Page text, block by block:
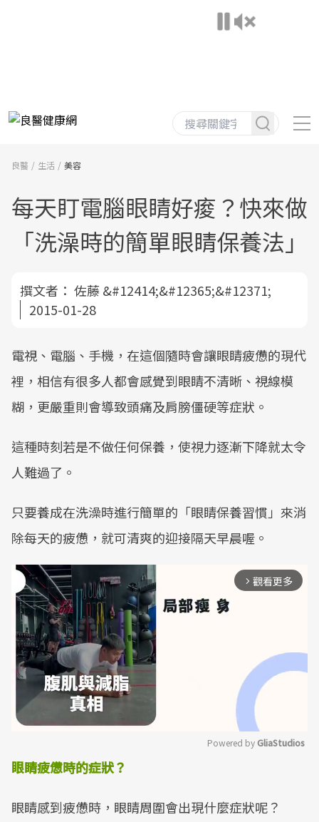
良醫 生活 美容
每天盯電腦眼睛好痠？快來做
「洗澡時的簡單眼睛保養法」
撰文者： 佐藤 &#12414;&#12365;&#12371;
2015-01-28
電視、電腦、手機，在這個隨時會讓眼睛疲憊的現代
裡，相信有很多人都會感覺到眼睛不清晰、視線模
糊，更嚴重則會導致頭痛及肩膀僵硬等症狀。
這種時刻若是不做任何保養，使視力逐漸下降就太令
人難過了。
只要養成在洗澡時進行簡單的「眼睛保養習慣」來消
除每天的疲憊，就可清爽的迎接隔天早晨喔。
arrow_forward_ios 觀看更多
Powered by GliaStudios
眼睛疲憊時的症狀？
眼睛感到疲憊時，眼睛周圍會出現什麼症狀呢？